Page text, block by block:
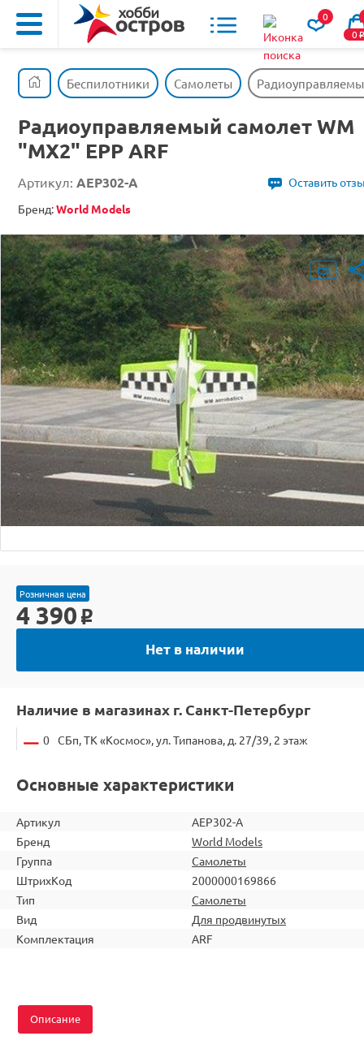
0
0o
Беспилотники Самолеты
Радиоуправляемый самолет WM
"MX2" EPP ARF
Артикул: AEP302-A
Оставить
Бренд:World Models
Розничная цена
4 390 o
Нет в наличии
Наличие в магазинах г. Санкт-Петербург
0 СБп, ТК «Космос», ул. Типанова, д. 27/39, 2 этаж
Основные характеристики
Артикул
AEP302-A
Бренд
World Models
Группа
Самолеты
ШтрихКод
2000000169866
Тип
Самолеты
Вид
Для продвинутых
Комплектация
ARF
Описание